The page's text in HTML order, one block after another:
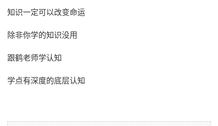
知识一定可以改变命运
除非你学的知识没用
跟鹤老师学认知
学点有深度的底层认知